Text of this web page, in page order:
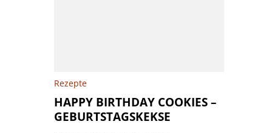
Rezepte
HAPPY BIRTHDAY COOKIES –
GEBURTSTAGSKEKSE